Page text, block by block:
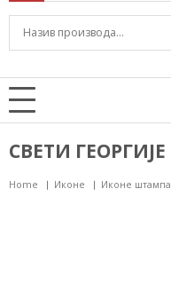
СВЕТИ ГЕОРГИЈЕ
Home Иконе Иконе